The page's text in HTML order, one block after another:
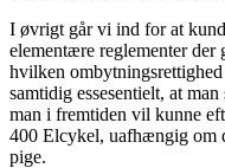
I øvrigt går vi ind for at
elementære reglementer
hvilken
samtidig essesentielt, at
man i fremtiden vil kunne
400 Elcykel, uafhængig om
pige.